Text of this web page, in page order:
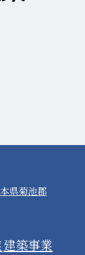
県菊池郡
建築事業